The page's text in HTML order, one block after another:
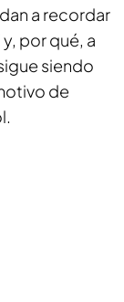
a recordar
por qué, a
siendo
de